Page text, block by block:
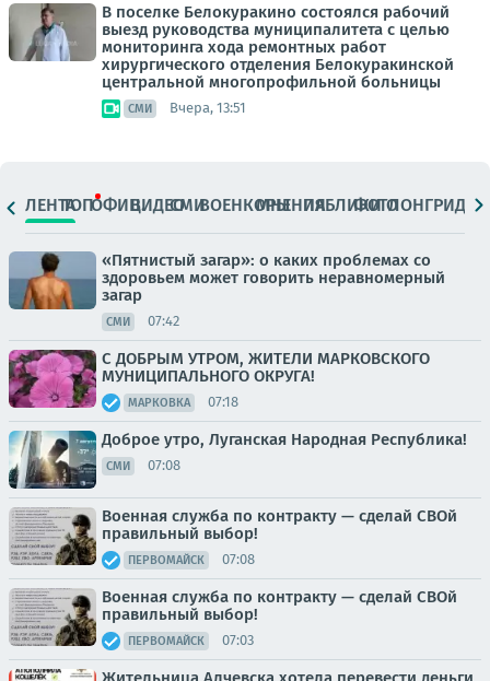
В поселке Белокуракино состоялся рабочий
выезд руководства муниципалитета с целью
мониторинга хода ремонтных работ
хирургического отделения Белокуракинской
центральной многопрофильной больницы
СМИ Вчера, 13:51
ЛЕНТАТОПОФИЦ.ВИДЕОСМИВОЕНКОРЫМНЕНИЯПАБЛИКИ
ФОТОЛОНГРИДЫ
«Пятнистый загар»: о каких проблемах со
здоровьем может говорить неравномерный
загар
СМИ 07:42
С ДОБРЫМ УТРОМ, ЖИТЕЛИ МАРКОВСКОГО
МУНИЦИПАЛЬНОГО ОКРУГА!
МАРКОВКА 07:18
Доброе утро, Луганская Народная Республика!
СМИ 07:08
Военная служба по контракту — сделай СВОй
правильный выбор!
ПЕРВОМАЙСК 07:08
Военная служба по контракту — сделай СВОй
правильный выбор!
ПЕРВОМАЙСК 07:03